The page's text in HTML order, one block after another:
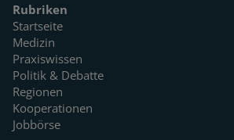
Rubriken
Startseite
Medizin
Praxiswissen
Politik & Debatte
Regionen
Kooperationen
Jobbörse